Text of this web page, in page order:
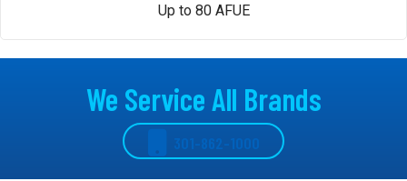
Up to 80 AFUE
We Service All Brands
301-862-1000